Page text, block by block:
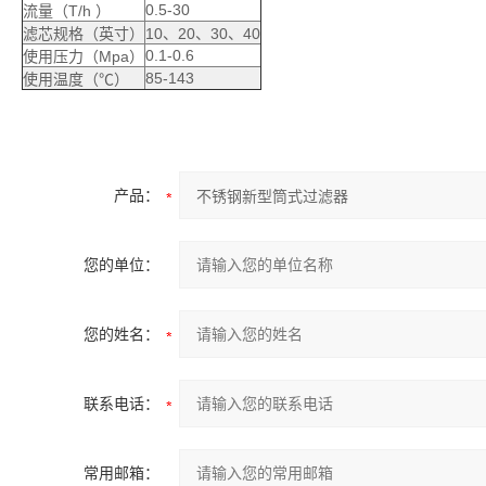
流量（T/h ）
0.5-30
滤芯规格（英寸）
10、20、30、40
使用压力（Mpa） 0.1-0.6
使用温度（℃）
85-143
产品：
您的单位：
您的姓名：
联系电话：
常用邮箱：